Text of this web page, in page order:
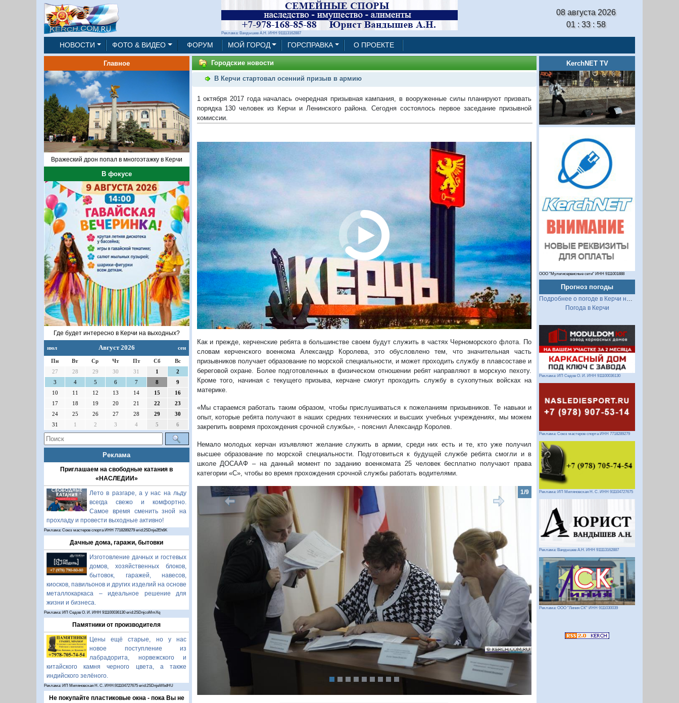
Реклама: Вандышев А.Н. ИНН 911113162887
08 августа 2026
01 : 33 : 59
НОВОСТИ ФОТО & ВИДЕО ФОРУМ МОЙ ГОРОД ГОРСПРАВКА О ПРОЕКТЕ
Главное
Вражеский дрон попал в многоэтажку в Керчи
В фокусе
Где будет интересно в Керчи на выходных?
июл Август 2026 сен
Пн Вт Ср Чт Пт Сб
Вс
27
28 29 30 31 1
2
3
4 5 6 7 8
9
10
11 12 13 14 15
16
17
18 19 20 21 22
23
24
25 26 27 28 29
30
31
1 2 3 4 5 6
Реклама
Приглашаем на свободные катания в
«НАСЛЕДИИ»
Лето в разгаре, а у нас на льду
всегда свежо и комфортно.
Самое время сменить зной на
прохладу и провести выходные активно!
Реклама: Союз мастеров спорта ИНН 7718289279 erid:2SDnje2Eh6K
Дачные дома, гаражи, бытовки
Изготовление дачных и гостевых
домов, хозяйственных блоков,
бытовок, гаражей, навесов,
киосков, павильонов и других изделий на основе
металлокаркаса – идеальное решение для
жизни и бизнеса.
Реклама: ИП Седов О. И. ИНН 911100036130 erid:2SDnjcoMmXq
Памятники от производителя
Цены ещё старые, но у нас
новое поступление из
лабрадорита, норвежского и
китайского камня черного цвета, а также
индийского зелёного.
Реклама: ИП Миляновская Н. С. ИНН:911104727675 erid:2SDnjeWbdHU
Не покупайте пластиковые окна - пока Вы не
Городские новости
В Керчи стартовал осенний призыв в армию
1 октября 2017 года началась очередная призывная кампания, в вооруженные силы планируют призвать
порядка 130 человек из Керчи и Ленинского района. Сегодня состоялось первое заседание призывной
комиссии.
Как и прежде, керченские ребята в большинстве своем будут служить в частях Черноморского флота. По
словам керченского военкома Александр Королева, это обусловлено тем, что значительная часть
призывников получает образование по морской специальности, и может проходить службу в плавсоставе и
береговой охране. Более подготовленных в физическом отношении ребят направляют в морскую пехоту.
Кроме того, начиная с текущего призыва, керчане смогут проходить службу в сухопутных войсках на
материке.
«Мы стараемся работать таким образом, чтобы прислушиваться к пожеланиям призывников. Те навыки и
опыт, которые ребята получают в наших средних технических и высших учебных учреждениях, мы можем
закрепить вовремя прохождения срочной службы», - пояснил Александр Королев.
Немало молодых керчан изъявляют желание служить в армии, среди них есть и те, кто уже получил
высшее образование по морской специальности. Подготовиться к будущей службе ребята смогли и в
школе ДОСААФ – на данный момент по заданию военкомата 25 человек бесплатно получают права
категории «С», чтобы во время прохождения срочной службы работать водителями.
2/9
Следующий
KerchNET TV
ООО "Мультисервисные сети" ИНН 9111001888
Прогноз погоды
Подробнее о погоде в Керчи на 2 недели
Погода в Керчи
Реклама: ИП Седов О. И. ИНН 911100036130
Реклама: Союз мастеров спорта ИНН 7718289279
Реклама: ИП Миляновская Н. С. ИНН 911104727675
Реклама: Вандышев А.Н. ИНН 911113162887
Реклама: ООО "Линия СК" ИНН 9111030039